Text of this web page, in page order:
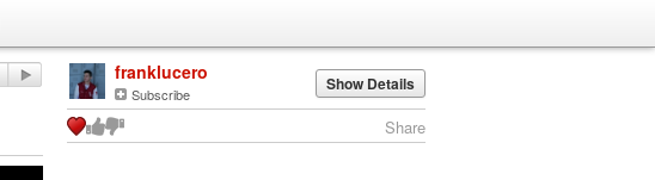
franklucero
Subscribe Show Details
Share